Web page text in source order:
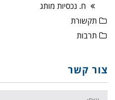
ח. נכסיות מותג
תקשורת
תרבות
צור קשר
Name: